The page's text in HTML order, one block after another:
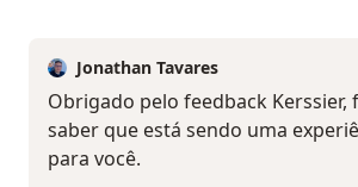
Jonathan Tavares
Obrigado pelo feedback Kerssier,
saber que está sendo uma
para você.